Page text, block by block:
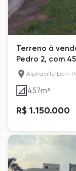
Terreno à
Pedro 2, com
Alphaville Dom
457m²
R$ 1.150.000